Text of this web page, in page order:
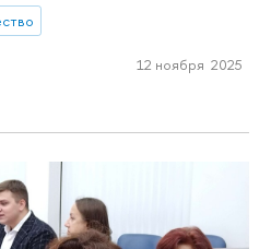
12 ноября 2025